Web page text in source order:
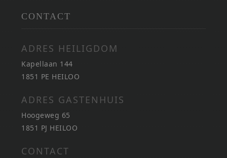
CONTACT
ADRES HEILIGDOM
Kapellaan 144
1851 PE HEILOO
ADRES GASTENHUIS
Hoogeweg 65
1851 PJ HEILOO
CONTACT